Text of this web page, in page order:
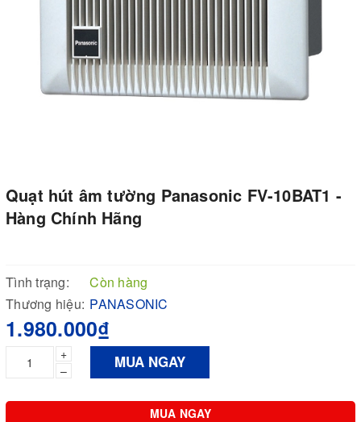
Quạt hút âm tường Panasonic FV-10BAT1 -
Hàng Chính Hãng
Tình trạng:
Còn hàng
Thương hiệu: PANASONIC
1.980.000₫
+
–
MUA NGAY
MUA NGAY